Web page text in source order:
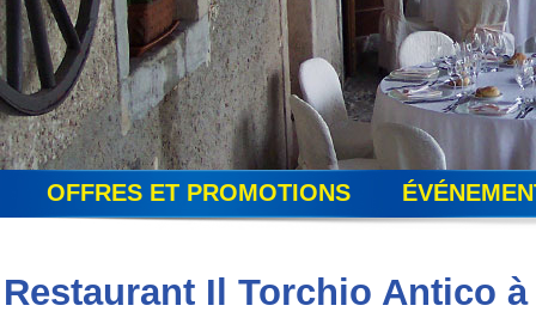
OFFRES ET PROMOTIONS
Restaurant Il Torchio Antico